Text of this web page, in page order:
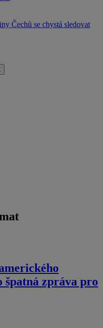
Čechů se chystá sledovat
špatná zpráva pro